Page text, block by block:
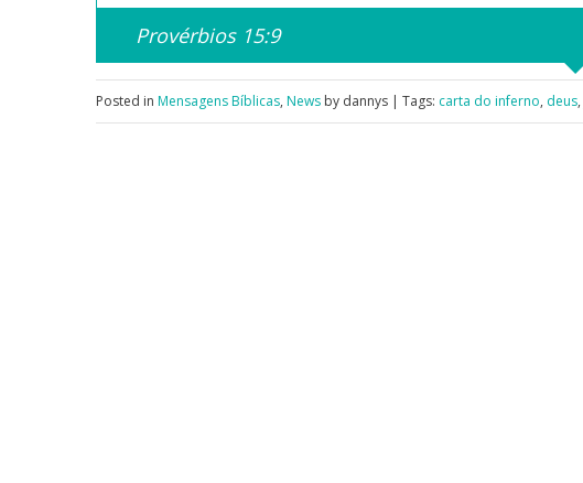
Provérbios 15:9
Posted in Mensagens Bíblicas, News by dannys | Tags: carta do inferno, deus,